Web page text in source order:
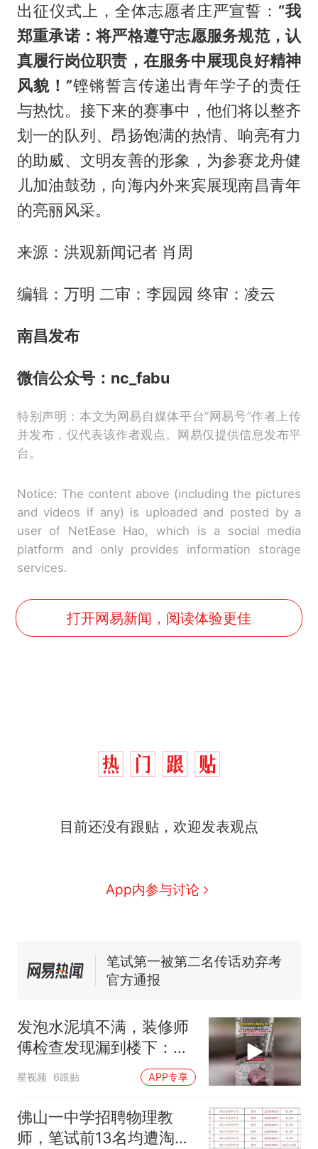
出征仪式上，全体志愿者庄严宣誓： “我
郑重承诺：将严格遵守志愿服务规范，认
真履行岗位职责，在服务中展现良好精神
风貌！”铿锵誓言传递出青年学子的责任
与热忱。接下来的赛事中，他们将以整齐
划一的队列、昂扬饱满的热情、响亮有力
的助威、文明友善的形象，为参赛龙舟健
儿加油鼓劲，向海内外来宾展现南昌青年
的亮丽风采。
来源：洪观新闻记者 肖周
编辑：万明 二审：李园园 终审：凌云
南昌发布
微信公众号：nc_fabu
特别声明：本文为网易自媒体平台“网易号”作者上传
并发布，仅代表该作者观点。网易仅提供信息发布平
台。
Notice: The content above (including the pictures
and videos if any) is uploaded and posted by a
user of NetEase Hao, which is a social media
platform and only provides information storage
services.
打开网易新闻，阅读体验更佳
目前还没有跟贴，欢迎发表观点
App内参与讨论
费大厨“全国小炒肉大王”称
号，仅凭视频评出？中国烹饪
来源：参考消息）
笔试第一被第二名传话劝弃考
官方通报
已叫停招聘，成立调查组全面
核查
台风"白海豚"中心附近最大风
力已达15级 最新研判
那个在床头放菜刀的女孩，
因老师一句“跟我回家”改写了
人生
发泡水泥填不满，装修师
傅检查发现漏到楼下：出
风口未延伸到外墙
星视频 6跟贴 APP专享
佛山一中学招聘物理教
师，笔试前13名均遭淘